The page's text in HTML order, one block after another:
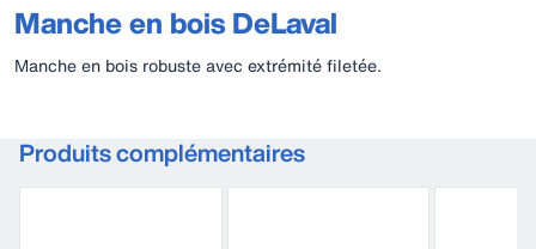
Manche en bois DeLaval
Manche en bois robuste avec extrémité filetée.
Produits complémentaires